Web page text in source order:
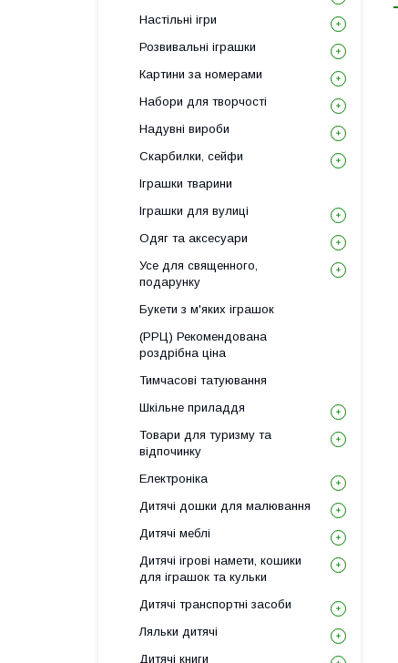
Настільні ігри
Розвивальні іграшки
Картини за номерами
Набори для творчості
Надувні вироби
Скарбилки, сейфи
Іграшки тварини
Іграшки для вулиці
Одяг та аксесуари
Усе для священного,
подарунку
Букети з м'яких іграшок
(РРЦ) Рекомендована
роздрібна ціна
Тимчасові татуювання
Шкільне приладдя
Товари для туризму та
відпочинку
Електроніка
Дитячі дошки для малювання
Дитячі меблі
Дитячі ігрові намети, кошики
для іграшок та кульки
Дитячі транспортні засоби
Ляльки дитячі
Дитячі книги